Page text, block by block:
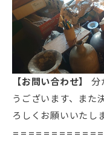
【お問い合わせ】
分
うございます、また
ろしくお願いいたし